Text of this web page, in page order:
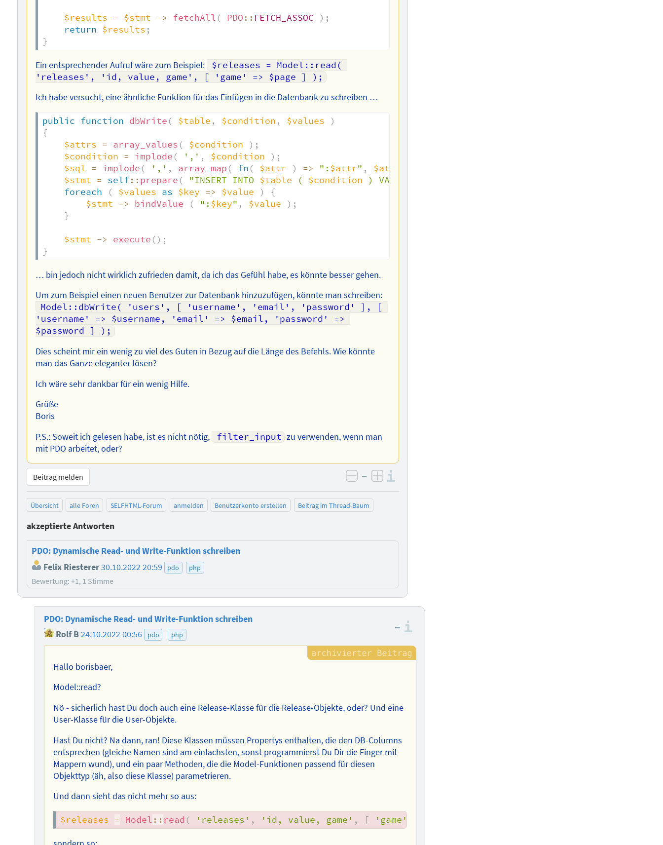
$results = $stmt -> fetchAll ( PDO :: FETCH_ASSOC ) ;
return $results ;
}
Ein entsprechender Aufruf wäre zum Beispiel:
$releases = Model::read(
'releases', 'id, value, game', [ 'game' => $page ] );
Ich habe versucht, eine ähnliche Funktion für das Einfügen in die Datenbank zu schreiben …
public function dbWrite ( $table , $condition , $values
)
{
$attrs = array_values ( $condition ) ;
$condition = implode ( ',' , $condition ) ;
$sql = implode ( ',' , array_map ( fn ( $attr ) => ": $attr" , $attrs
$stmt = self:: prepare ( "INSERT INTO $table ( $condition ) VALUES (
foreach
( $values as $key => $value )
{
$stmt -> bindValue ( ": $key" , $value ) ;
}
$stmt -> execute () ;
}
… bin jedoch nicht wirklich zufrieden damit, da ich das Gefühl habe, es könnte besser gehen.
Um zum Beispiel einen neuen Benutzer zur Datenbank hinzuzufügen, könnte man schreiben:
Model::dbWrite( 'users', [ 'username', 'email', 'password' ], [
'username' => $username, 'email' => $email, 'password' =>
$password ] );
Dies scheint mir ein wenig zu viel des Guten in Bezug auf die Länge des Befehls. Wie könnte
man das Ganze eleganter lösen?
Ich wäre sehr dankbar für ein wenig Hilfe.
Grüße
Boris
P.S.: Soweit ich gelesen habe, ist es nicht nötig,
filter_input zu verwenden, wenn man
mit PDO arbeitet, oder?
Beitrag melden negativ bewerten
– positiv bewerten
Übersicht alle Foren SELFHTML-Forum anmelden Benutzerkonto erstellen Beitrag im Thread-Baum
akzeptierte Antworten
PDO: Dynamische Read- und Write-Funktion schreiben
Felix Riesterer 30.10.2022 20:59 pdo php
Bewertung: +1, 1 Stimme
PDO: Dynamische Read- und Write-Funktion schreiben
Rolf B24.10.2022 00:56 pdo php
–
Hallo borisbaer,
Model::read?
Nö - sicherlich hast Du doch auch eine Release-Klasse für die Release-Objekte, oder? Und eine
User-Klasse für die User-Objekte.
Hast Du nicht? Na dann, ran! Diese Klassen müssen Propertys enthalten, die den DB-Columns
entsprechen (gleiche Namen sind am einfachsten, sonst programmierst Du Dir die Finger mit
Mappern wund), und ein paar Methoden, die die Model-Funktionen passend für diesen
Objekttyp (äh, also diese Klasse) parametrieren.
Und dann sieht das nicht mehr so aus:
$releases = Model :: read ( 'releases' , 'id, value, game' , [ 'game'